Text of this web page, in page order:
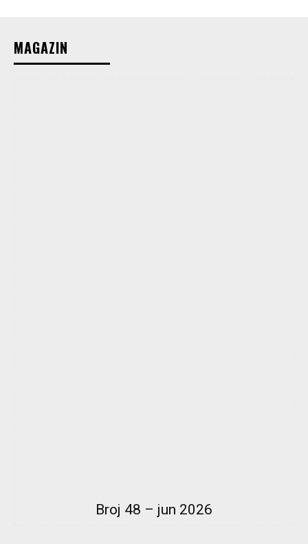
MAGAZIN
Broj 48 – jun 2026